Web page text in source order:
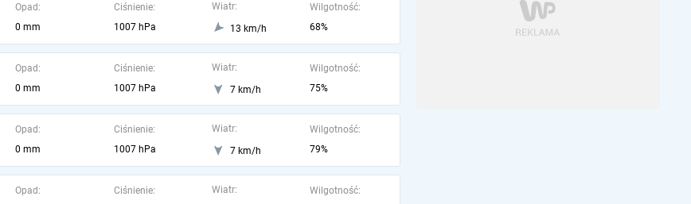
Opad:
0 mm
Ciśnienie:
1007 hPa
Wiatr:
13 km/h
Wilgotność:
68%
Opad:
0 mm
Ciśnienie:
1007 hPa
Wiatr:
7 km/h
Wilgotność:
75%
Opad:
0 mm
Ciśnienie:
1007 hPa
Wiatr:
7 km/h
Wilgotność:
79%
Opad:
Ciśnienie:
Wiatr:
Wilgotność: